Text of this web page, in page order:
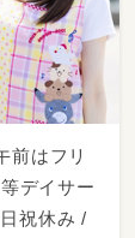
前はフリ
デイサー
祝休み /